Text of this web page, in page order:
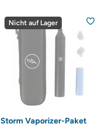
Nicht auf Lager
Storm Vaporizer-Paket